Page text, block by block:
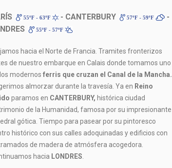
55ºF - 63ºF - CANTERBURY 57ºF - 59ºF
-
55ºF - 57ºF
hacia el Norte de Francia. Tramites fronterizos
de nuestro embarque en Calais donde tomamos uno
modernosferris que cruzan el Canal de la Mancha.
almorzar durante la travesía. Ya en Reino
paramos en CANTERBURY, histórica ciudad
de la Humanidad, famosa por su impresionante
gótica. Tiempo para pasear por su pintoresco
histórico con sus calles adoquinadas y edificios con
de madera de atmósfera acogedora.
hacia LONDRES.